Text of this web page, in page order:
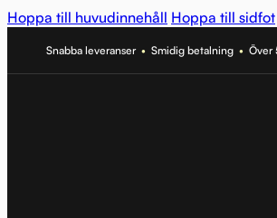
Hoppa till huvudinnehåll Hoppa till sidfot
Snabba leveranser • Smidig betalning • Över